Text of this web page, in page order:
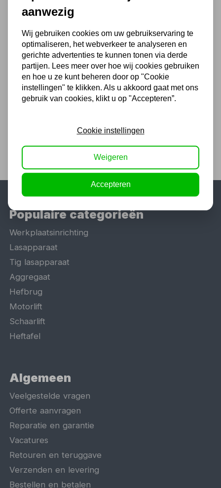
CEE stekker 5 polig 16A
6,66
5,50 excl. BTW
Populaire categorieën
Werkplaatsinrichting
Lasapparaat
Tig lasapparaat
Aggregaat
Hefbrug
Motorlift
Schaarlift
Heftafel
Algemeen
Veelgestelde vragen
Offerte aanvragen
Reparatie en garantie
Vacatures
Retouren en teruggave
Verzenden en levering
Bestellen en betalen
aanwezig
Wij gebruiken cookies om uw gebruikservaring te
optimaliseren, het webverkeer te analyseren en
gerichte advertenties te kunnen tonen via derde
partijen. Lees meer over hoe wij cookies gebruiken
en hoe u ze kunt beheren door op "Cookie
instellingen" te klikken. Als u akkoord gaat met ons
gebruik van cookies, klikt u op "Accepteren”.
Cookie instellingen
Weigeren
Accepteren